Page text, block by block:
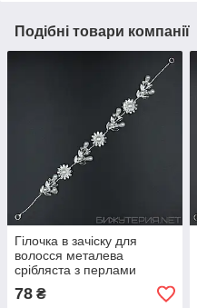
Подібні товари компанії
Гілочка в зачіску для
волосся металева
срібляста з перлами
ромашка пелюстки 28 см
із двома неведимками
78 ₴